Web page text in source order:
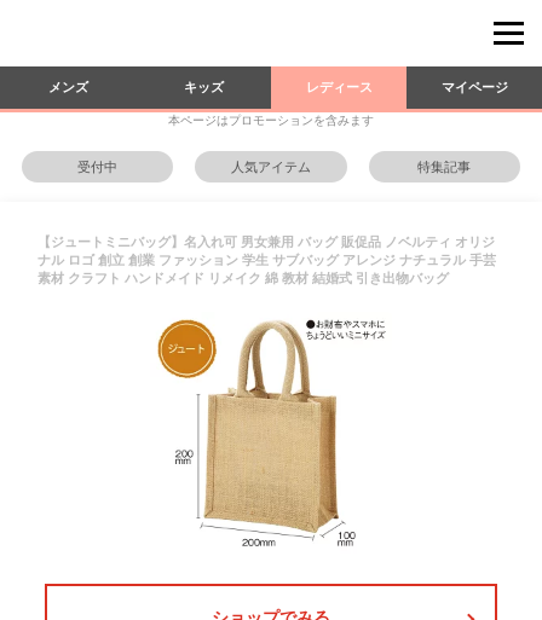
メンズ キッズ レディース マイページ
本ページはプロモーションを含みます
受付中 人気アイテム 特集記事
【ジュートミニバッグ】名入れ可 男女兼用 バッグ 販促品 ノベルティ オリジ
ナル ロゴ 創立 創業 ファッション 学生 サブバッグ アレンジ ナチュラル 手芸
素材 クラフト ハンドメイド リメイク 綿 教材 結婚式 引き出物バッグ